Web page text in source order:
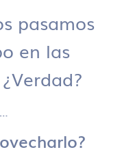
pasamos
en las